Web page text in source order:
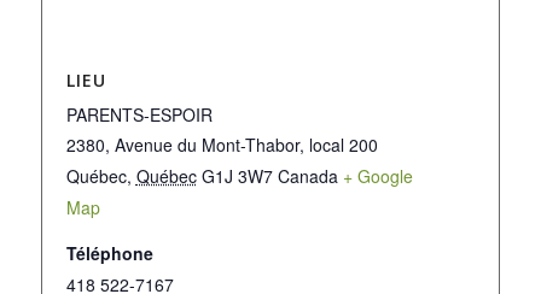
LIEU
PARENTS-ESPOIR
2380, Avenue du Mont-Thabor, local 200
Québec, Québec G1J 3W7 Canada + Google
Map
Téléphone
418 522-7167